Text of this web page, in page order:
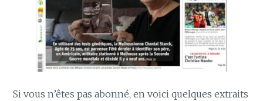
Si vous n’êtes pas abonné, en voici quelques extraits